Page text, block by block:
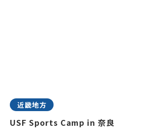
近畿地方
USF Sports Camp in 奈良